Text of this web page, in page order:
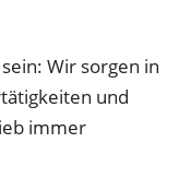
Wir sorgen in
und
immer